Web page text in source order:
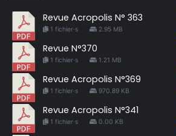
Revue Acropolis N° 363
1 fichier·s 2.95 MB
Revue N°370
1 fichier·s 1.21 MB
Revue Acropolis N°369
1 fichier·s 970.89 KB
Revue Acropolis N°341
1 fichier·s 0.00 KB